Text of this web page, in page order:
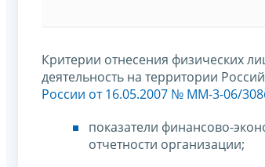
Критерии отнесения физических
деятельность на территории
России от 16.05.2007 № ММ-3-06/
показатели финансово-
отчетности организации;